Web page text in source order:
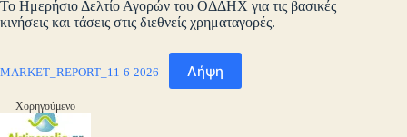
Το Ημερήσιο Δελτίο Αγορών του ΟΔΔΗΧ για τις βασικές
κινήσεις και τάσεις στις διεθνείς χρηματαγορές.
MARKET_REPORT_11-6-2026 Λήψη
Χορηγούμενο